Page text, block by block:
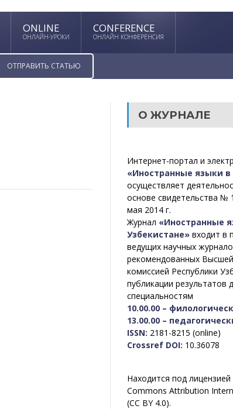
ONLINE
ОНЛАЙН-УРОКИ
CONFERENCE
ОНЛАЙН КОНФЕРЕНСИЯ
ОТПРАВИТЬ СТАТЬЮ
О ЖУРНАЛЕ
Интернет-портал и
«Иностранные языки в
осуществляет
основе свидетельства №
мая 2014 г.
Журнал «Иностранные
Узбекистане»входит в
ведущих научных
рекомендованных
комиссией Республики
публикации результатов
специальностям
10.00.00 –
13.00.00 –
ISSN: 2181-8215 (online)
Crossref DOI: 10.36078
Находится под лицензией
Commons Attribution
(CC BY 4.0).